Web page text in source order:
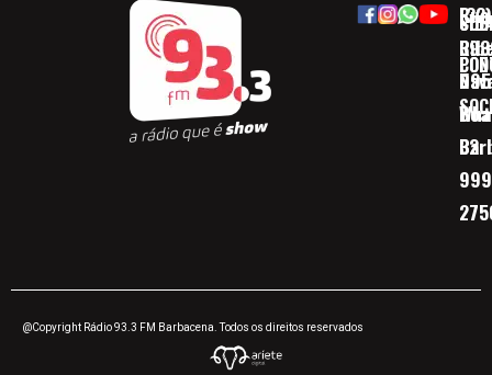
(32)
32
@Copyright Rádio 93.3 FM Barbacena. Todos os direitos reservados